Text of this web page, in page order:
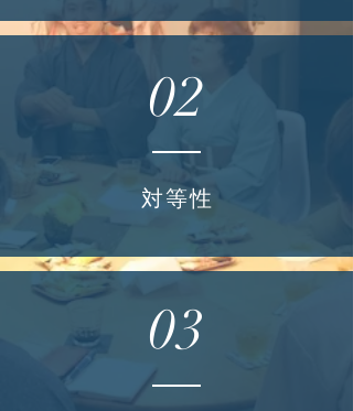
02
対等性
03